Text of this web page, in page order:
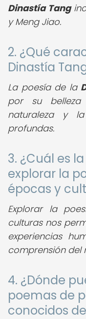
Dinastía Tang
y Meng Jiao.
2. ¿Qué
Dinastía
La poesía de la
por su
naturaleza y
profundas.
3. ¿Cuál es
explorar la
épocas y
Explorar la
culturas nos
experiencias
comprensión del
4. ¿Dónde
poemas de
conocidos